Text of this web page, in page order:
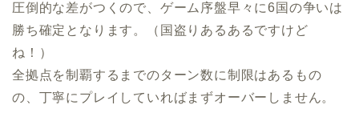
圧倒的な差がつくので、ゲーム序盤早々に6国の争いは
勝ち確定となります。（国盗りあるあるですけど
ね！）
全拠点を制覇するまでのターン数に制限はあるもの
の、丁寧にプレイしていればまずオーバーしません。